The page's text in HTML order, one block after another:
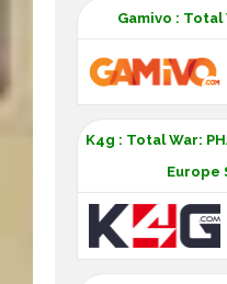
Gamivo : Total
K4g : Total War:
Europe